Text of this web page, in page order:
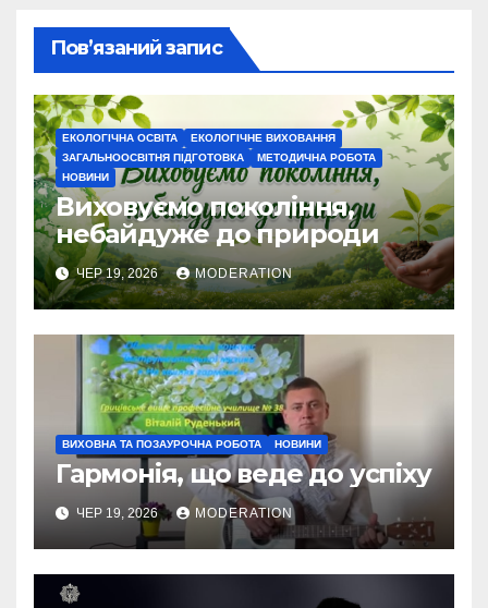
Пов’язаний запис
ЕКОЛОГІЧНА ОСВІТА
ЕКОЛОГІЧНЕ ВИХОВАННЯ
ЗАГАЛЬНООСВІТНЯ ПІДГОТОВКА
МЕТОДИЧНА РОБОТА
НОВИНИ
Виховуємо покоління,
небайдуже до природи
ЧЕР 19, 2026 MODERATION
ВИХОВНА ТА ПОЗАУРОЧНА РОБОТА НОВИНИ
Гармонія, що веде до успіху
ЧЕР 19, 2026 MODERATION